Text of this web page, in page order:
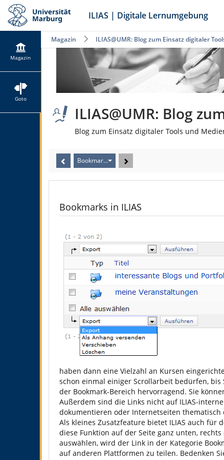
ILIAS | Digitale Lernumgebung
Magazin
Goto
Magazin ILIAS@UMR: Blog zum Einsatz digitaler
ILIAS@UMR: Blog
Blog zum Einsatz digitaler Tools und
Bookmarks in ILIAS
Bookmarks in ILIAS
haben dann eine Vielzahl an Kursen
schon einmal einiger Scrollarbeit bedürfen, bis
der Bookmark-Bereich hervorragend. Sie
Außerdem sind die Links nicht auf ILIAS-
dokumentieren oder Internetseiten thematisch
Als kleines Zusatzfeature bietet ILIAS auch für
diese Funktion auf der Seite ganz unten,
auswählen, wird der Link in der Kategorie
auf anderen Plattformen zu teilen. Bedenken